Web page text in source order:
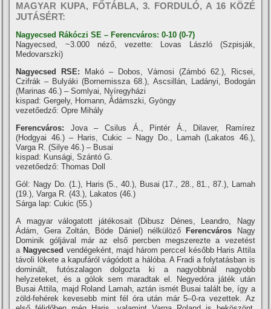
MAGYAR KUPA, FŐTÁBLA, 3. FORDULÓ, A 16 KÖZÉ
JUTÁSÉRT:
Nagyecsed Rákóczi SE – Ferencváros: 0-10 (0-7)
Nagyecsed, ~3.000 néző, vezette: Lovas László (Szpisják,
Medovarszki)
Nagyecsed RSE:
Makó – Dobos, Vámosi (Zámbó 62.), Ricsei,
Czifrák – Bulyáki (Bornemissza 68.), Ascsillán, Ladányi, Bodogán
(Marinas 46.) – Somlyai, Nyí­regyházi
kispad: Gergely, Homann, Ádámszki, Gyöngy
vezetőedző: Opre Mihály
Ferencváros: Jova – Csilus Á., Pintér Á., Dilaver, Ramí­rez
(Hodgyai 46.) – Haris, Cukic – Nagy Do., Lamah (Lakatos 46.),
Varga R. (Silye 46.) – Busai
kispad: Kunsági, Szántó G.
vezetőedző: Thomas Doll
Gól: Nagy Do. (1.), Haris (5., 40.), Busai (17., 28., 81., 87.), Lamah
(19.), Varga R. (43.), Lakatos (46.)
Sárga lap: Cukic (55.)
A magyar válogatott játékosait (Dibusz Dénes, Leandro, Nagy
Ádám, Gera Zoltán, Böde Dániel) nélkülöző
Ferencváros
Nagy
Dominik góljával már az első percben megszerezte a vezetést
a Nagyecsed vendégeként, majd három perccel később Haris Attila
távoli lökete a kapufáról vágódott a hálóba. A Fradi a folytatásban is
dominált, futószalagon dolgozta ki a nagyobbnál nagyobb
helyzeteket, és a gólok sem maradtak el. Negyedóra játék után
Busai Attila, majd Roland Lamah, aztán ismét Busai talált be, í­gy a
zöld-fehérek kevesebb mint fél óra után már 5–0-ra vezettek. Az